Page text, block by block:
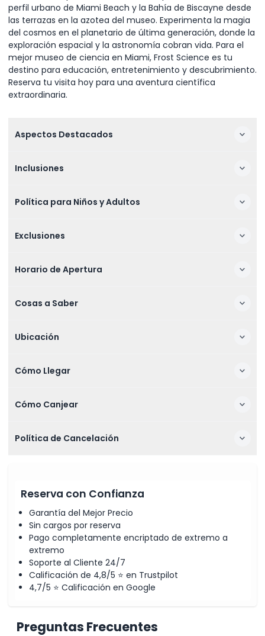
perfil urbano de Miami Beach y la Bahía de Biscayne desde
las terrazas en la azotea del museo. Experimenta la magia
del cosmos en el planetario de última generación, donde la
exploración espacial y la astronomía cobran vida. Para el
mejor museo de ciencia en Miami, Frost Science es tu
destino para educación, entretenimiento y descubrimiento.
Reserva tu visita hoy para una aventura científica
extraordinaria.
Aspectos Destacados
Inclusiones
Política para Niños y Adultos
Exclusiones
Horario de Apertura
Cosas a Saber
Ubicación
Cómo Llegar
Cómo Canjear
Política de Cancelación
Reserva con Confianza
Garantía del Mejor Precio
Sin cargos por reserva
Pago completamente encriptado de extremo a
extremo
Soporte al Cliente 24/7
Calificación de 4,8/5 ⭐ en Trustpilot
4,7/5 ⭐ Calificación en Google
Preguntas Frecuentes